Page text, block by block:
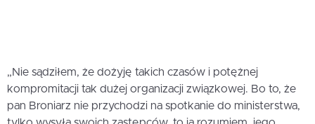
„Nie sądziłem, że dożyję takich czasów i potężnej
kompromitacji tak dużej organizacji związkowej. Bo to, że
pan Broniarz nie przychodzi na spotkanie do ministerstwa,